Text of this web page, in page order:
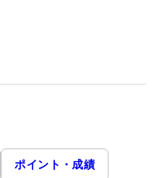
ポイント・成績